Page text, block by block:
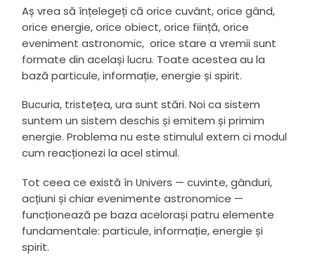
Aș vrea să înțelegeți că orice cuvânt, orice gând,
orice energie, orice obiect, orice ființă, orice
eveniment astronomic, orice stare a vremii sunt
formate din același lucru. Toate acestea au la
bază particule, informație, energie și spirit.
Bucuria, tristețea, ura sunt stări. Noi ca sistem
suntem un sistem deschis și emitem și primim
energie. Problema nu este stimulul extern ci modul
cum reacționezi la acel stimul.
Tot ceea ce există în Univers — cuvinte, gânduri,
acțiuni și chiar evenimente astronomice —
funcționează pe baza acelorași patru elemente
fundamentale: particule, informație, energie și
spirit.